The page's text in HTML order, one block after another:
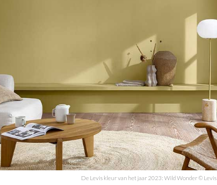
De Levis kleur van het jaar 2023: Wild Wonder © Levis